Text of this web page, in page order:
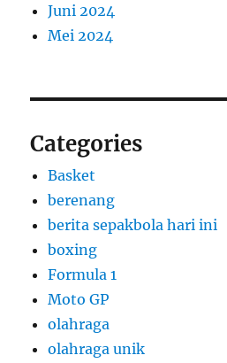
Juni 2024
Mei 2024
Categories
Basket
berenang
berita sepakbola hari ini
boxing
Formula 1
Moto GP
olahraga
olahraga unik